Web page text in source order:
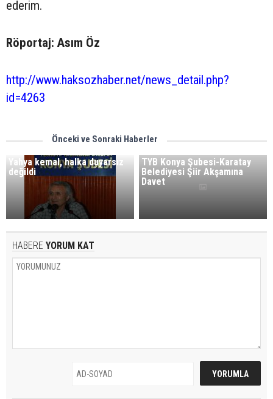
ederim.
Röportaj: Asım Öz
http://www.haksozhaber.net/news_detail.php?
id=4263
Önceki ve Sonraki Haberler
Yahya kemal, halka duyarsız
değildi
TYB Konya Şubesi-Karatay
Belediyesi Şiir Akşamına
Davet
HABERE YORUM KAT